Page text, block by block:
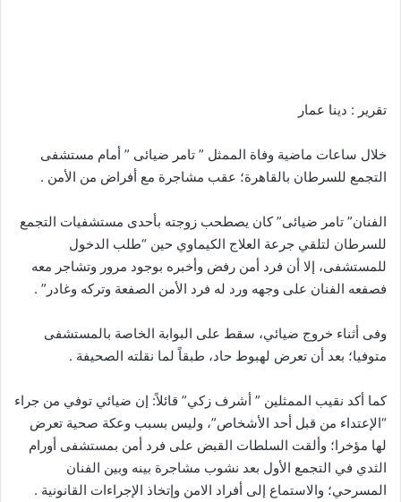
تقرير : دينا عمار
خلال ساعات ماضية وفاة الممثل ” تامر ضيائى ” أمام مستشفى
التجمع للسرطان بالقاهرة؛ عقب مشاجرة مع أفراض من الأمن .
الفنان” تامر ضيائى” كان يصطحب زوجته بأحدى مستشفيات التجمع
للسرطان لتلقي جرعة العلاج الكيماوي حين “طلب الدخول
للمستشفى، إلا أن فرد أمن رفض وأخبره بوجود مرور وتشاجر معه
فصفعه الفنان على وجهه ورد له فرد الأمن الصفعة وتركه وغادر” .
وفى أثناء خروج ضيائي، سقط على البوابة الخاصة بالمستشفى
متوفيا؛ بعد أن تعرض لهبوط حاد، طبقاً لما نقلته الصحيفة .
كما أكد نقيب الممثلين ” أشرف زكي” قائلاً: إن ضيائي توفي من جراء
“الإعتداء من قبل أحد الأشخاص”، وليس بسبب وعكة صحية تعرض
لها مؤخرا؛ وألقت السلطات القبض على فرد أمن بمستشفى أورام
الثدي في التجمع الأول بعد نشوب مشاجرة بينه وبين الفنان
المسرحي؛ والاستماع إلى أفراد الامن وإتخاذ الإجراءات القانونية .